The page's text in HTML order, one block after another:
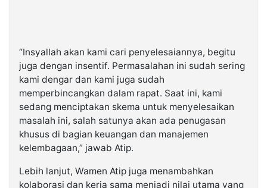
“Insyallah akan kami cari penyelesaiannya, begitu
juga dengan insentif. Permasalahan ini sudah sering
kami dengar dan kami juga sudah
memperbincangkan dalam rapat. Saat ini, kami
sedang menciptakan skema untuk menyelesaikan
masalah ini, salah satunya akan ada penugasan
khusus di bagian keuangan dan manajemen
kelembagaan,” jawab Atip.
Lebih lanjut, Wamen Atip juga menambahkan
kolaborasi dan kerja sama menjadi nilai utama yang